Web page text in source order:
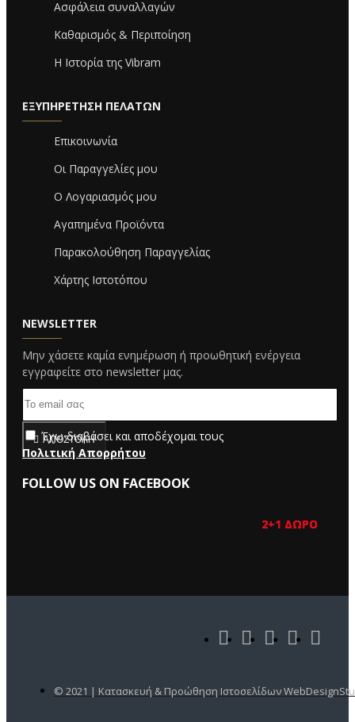
2+1 ΔΩΡΟ
2+1 ΔΩΡΟ
2+1 ΔΩΡΟ
2+1 ΔΩΡΟ
2+1 ΔΩΡΟ
Ασφάλεια συναλλαγών
Καθαρισμός & Περιποίηση
Η Ιστορία της Vibram
ΕΞΥΠΗΡΈΤΗΣΗ ΠΕΛΑΤΏΝ
Επικοινωνία
Οι Παραγγελίες μου
Ο Λογαριασμός μου
Αγαπημένα Προϊόντα
Παρακολούθηση Παραγγελίας
Χάρτης Ιστοτόπου
NEWSLETTER
Μην χάσετε καμία ενημέρωση ή προωθητική ενέργεια
εγγραφείτε στο newsletter μας.
ΑΠΟΣΤΟΛΉ
Έχω διαβάσει και αποδέχομαι τους
Πολιτική Απορρήτου
FOLLOW US ON FACEBOOK
© 2021 | Κατασκευή & Προώθηση Ιστοσελίδων